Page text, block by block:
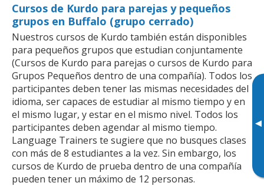
▸
Cursos de Kurdo para parejas y pequeños
grupos en Buffalo (grupo cerrado)
Nuestros cursos de Kurdo también están disponibles
para pequeños grupos que estudian conjuntamente
(Cursos de Kurdo para parejas o cursos de Kurdo para
Grupos Pequeños dentro de una compañía). Todos los
participantes deben tener las mismas necesidades del
idioma, ser capaces de estudiar al mismo tiempo y en
el mismo lugar, y estar en el mismo nivel. Todos los
participantes deben agendar al mismo tiempo.
Language Trainers te sugiere que no busques clases
con más de 8 estudiantes a la vez. Sin embargo, los
cursos de Kurdo de prueba dentro de una compañía
pueden tener un máximo de 12 personas.